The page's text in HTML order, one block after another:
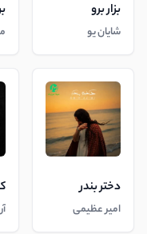
بزار برو
شایان یو
دختر بندر
امیر عظیمی